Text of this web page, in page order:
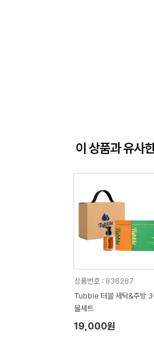
이 상품과 유사
상품번호 : 836267
Tubble 터블 세탁&주방 3
물세트
19,000원